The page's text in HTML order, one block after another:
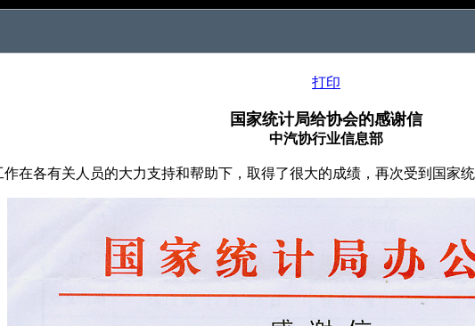
打印
国家统计局给协会的感谢信
中汽协行业信息部
作在各有关人员的大力支持和帮助下，取得了很大的成绩，再次受到国家